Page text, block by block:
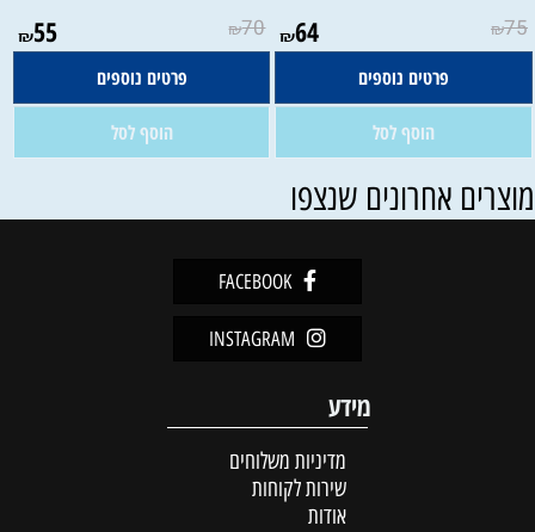
₪75
₪64
פרטים נוספים
הוסף לסל
₪70
₪55
פרטים נוספים
הוסף לסל
אחרונים שנצפו
FACEBOOK
INSTAGRAM
מידע
מדיניות משלוחים
שירות לקוחות
אודות